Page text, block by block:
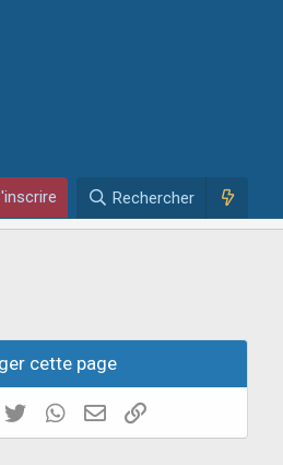
Rechercher
cette page
Twitter WhatsAppE-mail valide